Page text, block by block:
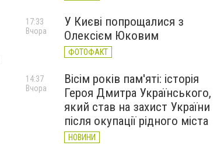
У Києві попрощалися з
Олексієм Юковим
ФОТОФАКТ
17:33
Вчора
Вісім років пам'яті: історія
Героя Дмитра Українського,
який став на захист України
після окупації рідного міста
НОВИНИ
14:37
Вчора